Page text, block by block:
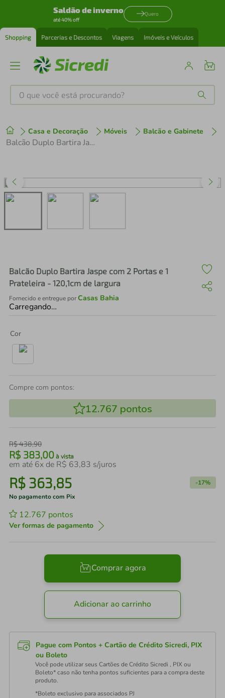
Saldão de inverno
até 40% off
Quero
Shopping Parcerias e Descontos Viagens Imóveis e Veículos
O que você está procurando?
Casa e Decoração Móveis Balcão e Gabinete
Balcão Duplo Bartira Jaspe com 2 Portas e 1 Prateleira - 120,1cm de largura
Balcão Duplo Bartira Jaspe com 2 Portas e 1
Prateleira - 120,1cm de largura
Fornecido e entregue porCasas Bahia
Carregando…
Cor
Compre com pontos:
12.767 pontos
R$438,90
R$ 383,00 à vista
em até 6x de R$ 63,83 s/juros
R$ 363,85 -17%
No pagamento com Pix
12.767 pontos
Ver formas de pagamento
Comprar agora
Adicionar ao carrinho
Pague com Pontos + Cartão de Crédito Sicredi, PIX
ou Boleto
Você pode utilizar seus Cartões de Crédito Sicredi , PIX ou
Boleto* caso não tenha pontos suficientes para a compra deste
produto.
*Boleto exclusivo para associados PJ
1º tenis
perfume